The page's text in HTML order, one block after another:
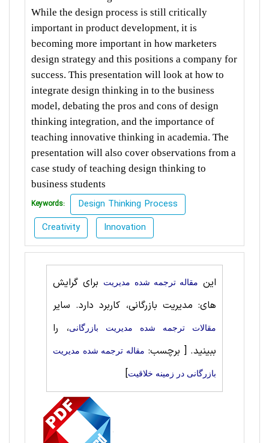
While the design process is still critically
important in product development, it is
becoming more important in how marketers
design strategy and this positions a company for
success. This presentation will look at how to
integrate design thinking in to the business
model, debating the pros and cons of design
thinking integration, and the importance of
teaching innovative thinking in academia. The
presentation will also cover observations from a
case study of teaching design thinking to
business students
Keywords:
Design Thinking Process
Creativity
Innovation
این مقاله ترجمه شده مديريت
برای گرایش
های: مدیریت بازرگانی، کاربرد دارد. سایر
مقالات ترجمه شده مدیریت بازرگانی، را
ببینید.[ برچسب: مقاله ترجمه شده مدیریت
بازرگانی در زمینه خلاقیت]